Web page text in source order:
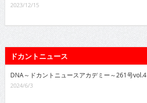
2023/12/15
ドカントニュース
DNA～ドカントニュースアカデミー～261号vol.4
2024/6/3